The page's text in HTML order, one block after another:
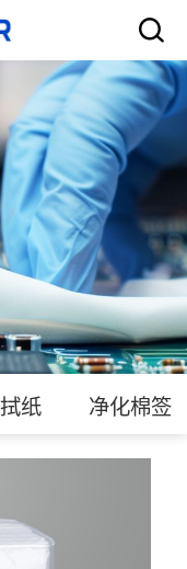
纸 净化棉签